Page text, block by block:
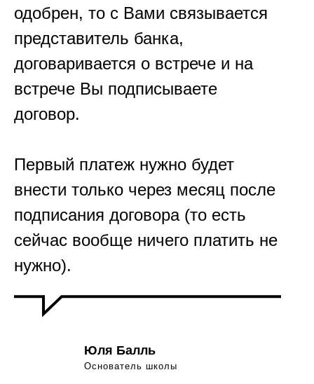
одобрен, то с Вами связывается
представитель банка,
договаривается о встрече и на
встрече Вы подписываете
договор.
Первый платеж нужно будет
внести только через месяц после
подписания договора (то есть
сейчас вообще ничего платить не
нужно).
Юля Балль
Основатель школы